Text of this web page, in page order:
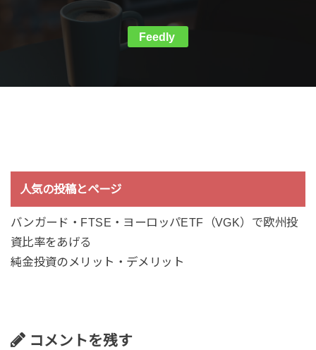
Feedly
人気の投稿とページ
バンガード・FTSE・ヨーロッパETF（VGK）で欧州投
資比率をあげる
純金投資のメリット・デメリット
コメントを残す